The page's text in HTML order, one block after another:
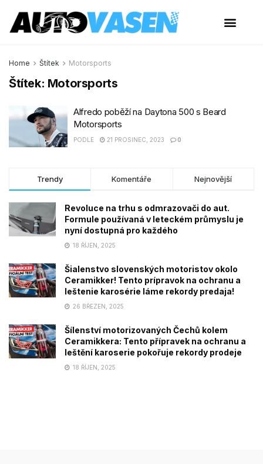
Home Štítek Motorsports
Štítek: Motorsports
Alfredo poběží na Daytona 500 s Beard
Motorsports
PODLE 21 PROSINEC, 2023 0
Trendy Komentáře Nejnovější
Revoluce na trhu s odmrazovači do aut.
Formule používaná v leteckém průmyslu je
nyní dostupná pro každého
18 ŘÍJEN, 2025
Šialenstvo slovenských motoristov okolo
Ceramikker! Tento prípravok na ochranu a
leštenie karosérie láme rekordy predaja!
26 BŘEZEN, 2025
Šílenství motorizovaných Čechů kolem
Ceramikkera: Tento přípravek na ochranu a
leštění karoserie pokořuje rekordy prodeje
18 ŘÍJEN, 2025